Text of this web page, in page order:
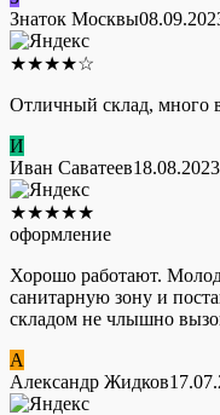
Знаток Москвы
★★★★☆
Отличный склад, много
И
Иван Саватеев18.08.2023
★★★★★
оформление
Хорошо работают.
санитарную зону и
складом не члышно
А
Александр Жидков